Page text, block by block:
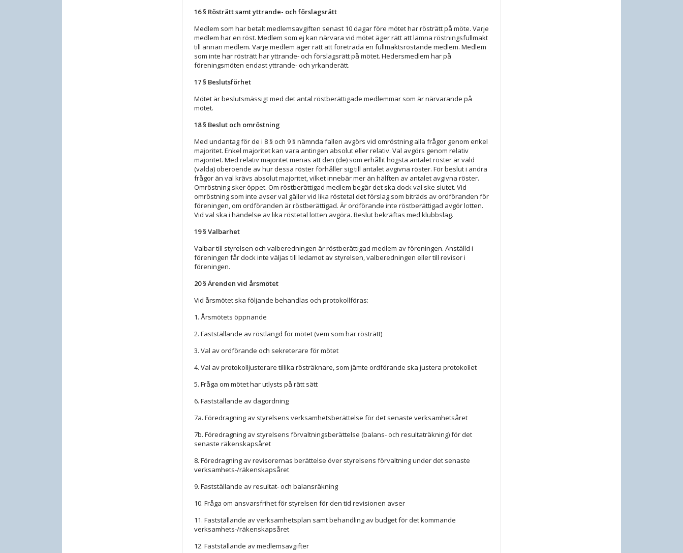
16 § Rösträtt samt yttrande- och förslagsrätt
Medlem som har betalt medlemsavgiften senast 10 dagar före mötet har rösträtt på möte. Varje
medlem har en röst. Medlem som ej kan närvara vid mötet äger rätt att lämna röstningsfullmakt
till annan medlem. Varje medlem äger rätt att företräda en fullmaktsröstande medlem. Medlem
som inte har rösträtt har yttrande- och förslagsrätt på mötet. Hedersmedlem har på
föreningsmöten endast yttrande- och yrkanderätt.
17 § Beslutsförhet
Mötet är beslutsmässigt med det antal röstberättigade medlemmar som är närvarande på
mötet.
18 § Beslut och omröstning
Med undantag för de i 8 § och 9 § nämnda fallen avgörs vid omröstning alla frågor genom enkel
majoritet. Enkel majoritet kan vara antingen absolut eller relativ. Val avgörs genom relativ
majoritet. Med relativ majoritet menas att den (de) som erhållit högsta antalet röster är vald
(valda) oberoende av hur dessa röster förhåller sig till antalet avgivna röster. För beslut i andra
frågor än val krävs absolut majoritet, vilket innebär mer än hälften av antalet avgivna röster.
Omröstning sker öppet. Om röstberättigad medlem begär det ska dock val ske slutet. Vid
omröstning som inte avser val gäller vid lika röstetal det förslag som biträds av ordföranden för
föreningen, om ordföranden är röstberättigad. Är ordförande inte röstberättigad avgör lotten.
Vid val ska i händelse av lika röstetal lotten avgöra. Beslut bekräftas med klubbslag.
19 § Valbarhet
Valbar till styrelsen och valberedningen är röstberättigad medlem av föreningen. Anställd i
föreningen får dock inte väljas till ledamot av styrelsen, valberedningen eller till revisor i
föreningen.
20 § Ärenden vid årsmötet
Vid årsmötet ska följande behandlas och protokollföras:
1. Årsmötets öppnande
2. Fastställande av röstlängd för mötet (vem som har rösträtt)
3. Val av ordförande och sekreterare för mötet
4. Val av protokolljusterare tillika rösträknare, som jämte ordförande ska justera protokollet
5. Fråga om mötet har utlysts på rätt sätt
6. Fastställande av dagordning
7a. Föredragning av styrelsens verksamhetsberättelse för det senaste verksamhetsåret
7b. Föredragning av styrelsens förvaltningsberättelse (balans- och resultaträkning) för det
senaste räkenskapsåret
8. Föredragning av revisorernas berättelse över styrelsens förvaltning under det senaste
verksamhets-/räkenskapsåret
9. Fastställande av resultat- och balansräkning
10. Fråga om ansvarsfrihet för styrelsen för den tid revisionen avser
11. Fastställande av verksamhetsplan samt behandling av budget för det kommande
verksamhets-/räkenskapsåret
12. Fastställande av medlemsavgifter